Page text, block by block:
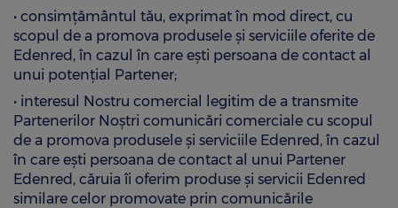
• consimţământul tău, exprimat în mod direct, cu
scopul de a promova produsele și serviciile oferite de
Edenred, în cazul în care ești persoana de contact al
unui potențial Partener;
• interesul Nostru comercial legitim de a transmite
Partenerilor Noştri comunicări comerciale cu scopul
de a promova produsele și serviciile Edenred, în cazul
în care ești persoana de contact al unui Partener
Edenred, căruia îi oferim produse și servicii Edenred
similare celor promovate prin comunicările